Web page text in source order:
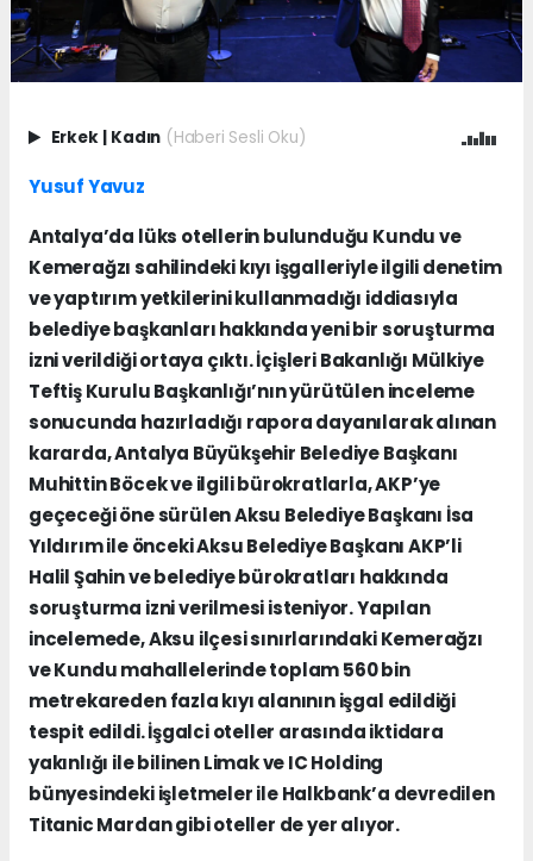
Erkek Kadın (Haberi Sesli Oku)
Yusuf Yavuz
Antalya’da lüks otellerin bulunduğu Kundu ve
Kemerağzı sahilindeki kıyı işgalleriyle ilgili denetim
ve yaptırım yetkilerini kullanmadığı iddiasıyla
belediye başkanları hakkında yeni bir soruşturma
izni verildiği ortaya çıktı. İçişleri Bakanlığı Mülkiye
Teftiş Kurulu Başkanlığı’nın yürütülen inceleme
sonucunda hazırladığı rapora dayanılarak alınan
kararda, Antalya Büyükşehir Belediye Başkanı
Muhittin Böcek ve ilgili bürokratlarla, AKP’ye
geçeceği öne sürülen Aksu Belediye Başkanı İsa
Yıldırım ile önceki Aksu Belediye Başkanı AKP’li
Halil Şahin ve belediye bürokratları hakkında
soruşturma izni verilmesi isteniyor. Yapılan
incelemede, Aksu ilçesi sınırlarındaki Kemerağzı
ve Kundu mahallelerinde toplam 560 bin
metrekareden fazla kıyı alanının işgal edildiği
tespit edildi. İşgalci oteller arasında iktidara
yakınlığı ile bilinen Limak ve IC Holding
bünyesindeki işletmeler ile Halkbank’a devredilen
Titanic Mardan gibi oteller de yer alıyor.